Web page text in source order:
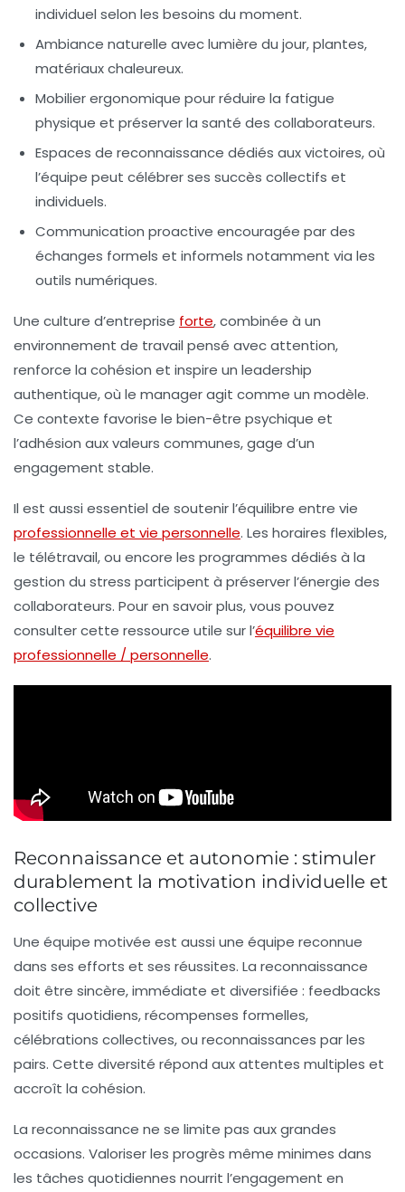
individuel selon les besoins du moment.
Ambiance naturelle avec lumière du jour, plantes,
matériaux chaleureux.
Mobilier ergonomique pour réduire la fatigue
physique et préserver la santé des collaborateurs.
Espaces de reconnaissance dédiés aux victoires, où
l’équipe peut célébrer ses succès collectifs et
individuels.
Communication proactive encouragée par des
échanges formels et informels notamment via les
outils numériques.
Une culture d’entreprise forte, combinée à un
environnement de travail pensé avec attention,
renforce la cohésion et inspire un leadership
authentique, où le manager agit comme un modèle.
Ce contexte favorise le bien-être psychique et
l’adhésion aux valeurs communes, gage d’un
engagement stable.
Il est aussi essentiel de soutenir l’équilibre entre vie
professionnelle et vie personnelle. Les horaires flexibles,
le télétravail, ou encore les programmes dédiés à la
gestion du stress participent à préserver l’énergie des
collaborateurs. Pour en savoir plus, vous pouvez
consulter cette ressource utile sur l’équilibre vie
professionnelle / personnelle.
Reconnaissance et autonomie : stimuler
durablement la motivation individuelle et
collective
Une équipe motivée est aussi une équipe reconnue
dans ses efforts et ses réussites. La reconnaissance
doit être sincère, immédiate et diversifiée : feedbacks
positifs quotidiens, récompenses formelles,
célébrations collectives, ou reconnaissances par les
pairs. Cette diversité répond aux attentes multiples et
accroît la cohésion.
La reconnaissance ne se limite pas aux grandes
occasions. Valoriser les progrès même minimes dans
les tâches quotidiennes nourrit l’engagement en